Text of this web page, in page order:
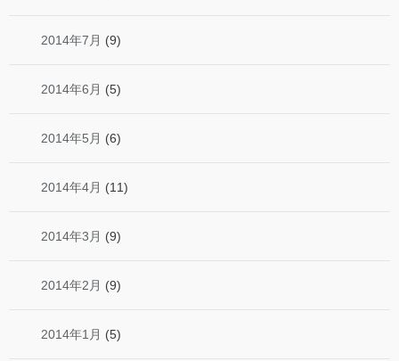
2014年7月 (9)
2014年6月 (5)
2014年5月 (6)
2014年4月 (11)
2014年3月 (9)
2014年2月 (9)
2014年1月 (5)